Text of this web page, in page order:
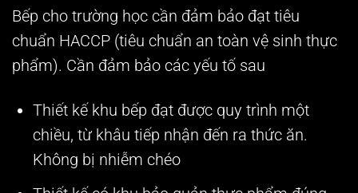
Bếp cho trường học cần đảm bảo đạt tiêu
chuẩn HACCP (tiêu chuẩn an toàn vệ sinh thực
phẩm). Cần đảm bảo các yếu tố sau
Thiết kế khu bếp đạt được quy trình một
chiều, từ khâu tiếp nhận đến ra thức ăn.
Không bị nhiễm chéo